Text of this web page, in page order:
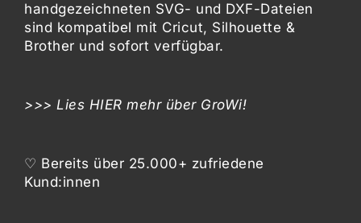
handgezeichneten SVG- und DXF-Dateien
sind kompatibel mit Cricut, Silhouette &
Brother und sofort verfügbar.
>>> Lies HIER mehr über GroWi!
♡ Bereits über 25.000+ zufriedene
Kund:innen